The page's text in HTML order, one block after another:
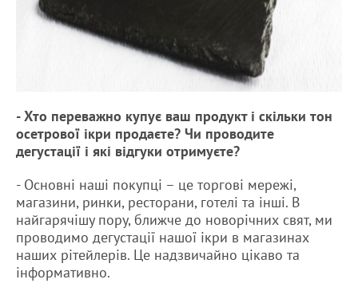
- Хто переважно купує ваш продукт і скільки тон
осетрової ікри продаєте? Чи проводите
дегустації і які відгуки отримуєте?
- Основні наші покупці – це торгові мережі,
магазини, ринки, ресторани, готелі та інші. В
найгарячішу пору, ближче до новорічних свят, ми
проводимо дегустації нашої ікри в магазинах
наших рітейлерів. Це надзвичайно цікаво та
інформативно.